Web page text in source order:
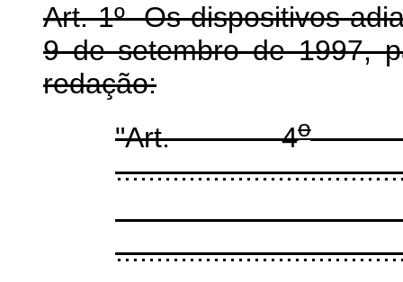
Art. 1ºOs dispositivos
9 de setembro de 1997,
redação:
"Art. 4o